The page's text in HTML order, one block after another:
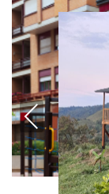
Previous